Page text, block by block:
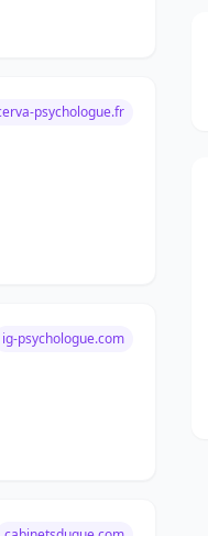
psychologue.fr
ig-psychologue.com